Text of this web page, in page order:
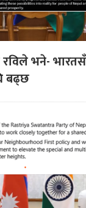
भने-
बढ्छ